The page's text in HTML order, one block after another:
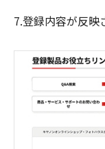
7.登録内容が反映